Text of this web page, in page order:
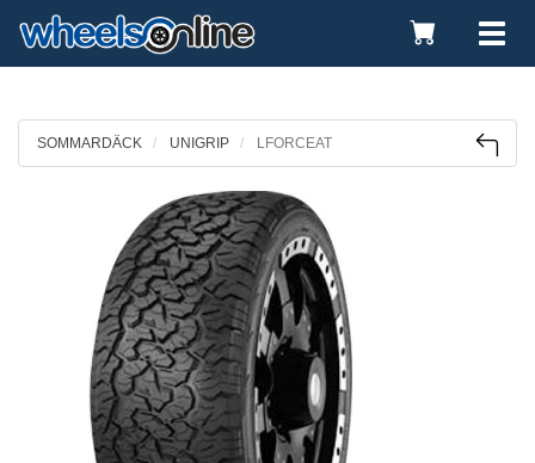
Toggle
Cart
SOMMARDÄCK UNIGRIP LFORCEAT